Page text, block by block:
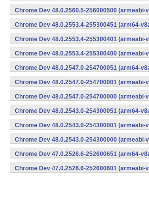
Chrome Dev 48.0.2560.5-256000500 (armeabi-
Chrome Dev 48.0.2553.4-255300451 (arm64-
Chrome Dev 48.0.2553.4-255300401 (armeabi-
Chrome Dev 48.0.2553.4-255300400 (armeabi-
Chrome Dev 48.0.2547.0-254700051 (arm64-
Chrome Dev 48.0.2547.0-254700001 (armeabi-
Chrome Dev 48.0.2547.0-254700000 (armeabi-
Chrome Dev 48.0.2543.0-254300051 (arm64-
Chrome Dev 48.0.2543.0-254300001 (armeabi-
Chrome Dev 48.0.2543.0-254300000 (armeabi-
Chrome Dev 47.0.2526.6-252600651 (arm64-
Chrome Dev 47.0.2526.6-252600601 (armeabi-